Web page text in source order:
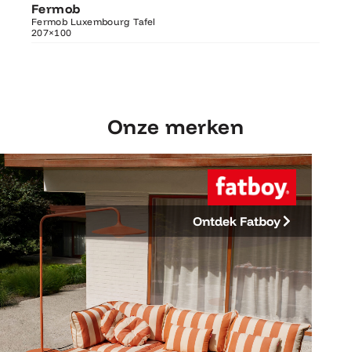
Fermob
Fermob Luxembourg Tafel
207×100Luxembourg Tafel 207×100
Onze merken
Ontdek Fatboy